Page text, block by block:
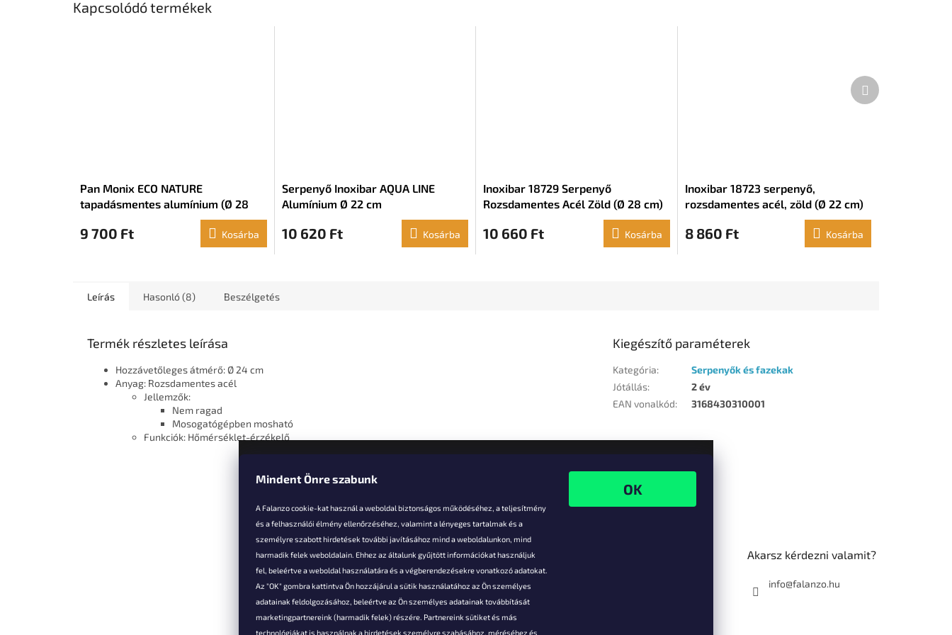
Mindent Önre szabunk
A Falanzo cookie-kat használ a weboldal biztonságos működéséhez, a teljesítmény
és a felhasználói élmény ellenőrzéséhez, valamint a lényeges tartalmak és a
személyre szabott hirdetések további javításához mind a weboldalunkon, mind
harmadik felek weboldalain. Ehhez az általunk gyűjtött információkat használjuk
fel, beleértve a weboldal használatára és a végberendezésekre vonatkozó adatokat.
Az "OK" gombra kattintva Ön hozzájárul a sütik használatához az Ön személyes
adatainak feldolgozásához, beleértve az Ön személyes adatainak továbbítását
marketingpartnereink (harmadik felek) részére. Partnereink sütiket és más
technológiákat is használnak a hirdetések személyre szabásához, méréséhez és
Kapcsolódó termékek
Pan Monix ECO NATURE
tapadásmentes alumínium (Ø 28
9 700 Ft Kosárba
Serpenyő Inoxibar AQUA LINE
Alumínium Ø 22 cm
10 620 Ft Kosárba
Inoxibar 18729 Serpenyő
Rozsdamentes Acél Zöld (Ø 28 cm)
10 660 Ft Kosárba
Inoxibar 18723 serpenyő,
rozsdamentes acél, zöld (Ø 22 cm)
8 860 Ft Kosárba
Következő
termék
Leírás Hasonló (8) Beszélgetés
Termék részletes leírása
Hozzávetőleges átmérő: Ø 24 cm
Anyag: Rozsdamentes acél
Jellemzők:
Nem ragad
Mosogatógépben mosható
Funkciók: Hőmérséklet-érzékelő
Kiegészítő paraméterek
Kategória:
Serpenyők és fazekak
Jótállás:
2 év
EAN vonalkód: 3168430310001
Vevőknek
Hűségkedvezmények
Szállítás és fizetés
Panaszok és áruk
Akarsz kérdezni valamit?
info@falanzo.hu